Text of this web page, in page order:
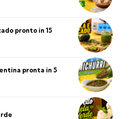
pronto in 15
pronta in 5